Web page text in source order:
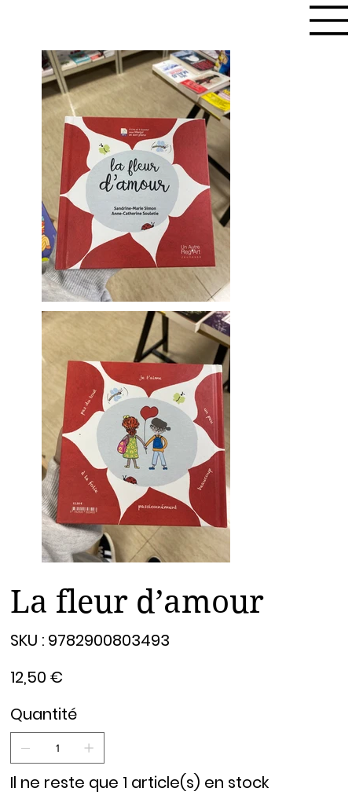
La fleur d’amour
SKU : 9782900803493
9782900803493
12,50 €
Quantité
Il ne reste que 1 article(s) en stock